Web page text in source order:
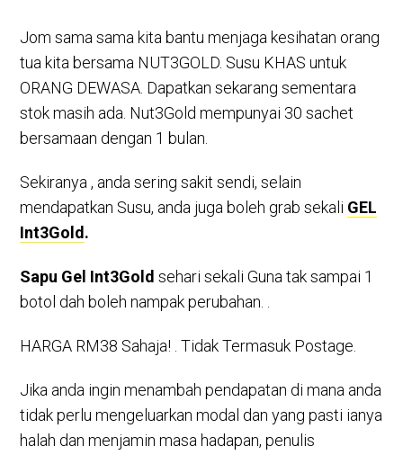
Jom sama sama kita bantu menjaga kesihatan orang
tua kita bersama NUT3GOLD. Susu KHAS untuk
ORANG DEWASA. Dapatkan sekarang sementara
stok masih ada. Nut3Gold mempunyai 30 sachet
bersamaan dengan 1 bulan.
Sekiranya , anda sering sakit sendi, selain
mendapatkan Susu, anda juga boleh grab sekali GEL
Int3Gold.
Sapu Gel Int3Gold sehari sekali Guna tak sampai 1
botol dah boleh nampak perubahan. .
HARGA RM38 Sahaja! . Tidak Termasuk Postage.
Jika anda ingin menambah pendapatan di mana anda
tidak perlu mengeluarkan modal dan yang pasti ianya
halah dan menjamin masa hadapan, penulis